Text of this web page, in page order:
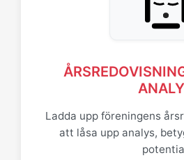
Ladda upp föreningens
att låsa upp analys,